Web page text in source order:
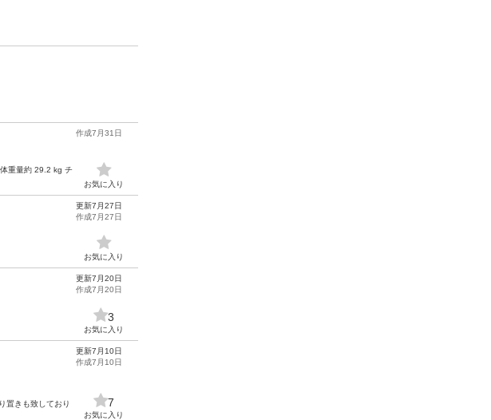
量約 29.2 kg チ
作成7月31日
お気に入り
更新7月27日
作成7月27日
お気に入り
更新7月20日
作成7月20日
3
お気に入り
置きも致しており
更新7月10日
作成7月10日
7
お気に入り